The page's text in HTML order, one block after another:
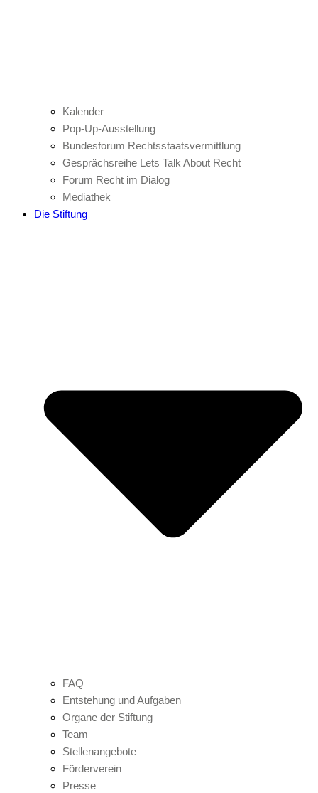
Kalender
Pop-Up-Ausstellung
Bundesforum Rechtsstaatsvermittlung
Gesprächsreihe Lets Talk About Recht
Forum Recht im Dialog
Mediathek
Die Stiftung
FAQ
Entstehung und Aufgaben
Organe der Stiftung
Team
Stellenangebote
Förderverein
Presse